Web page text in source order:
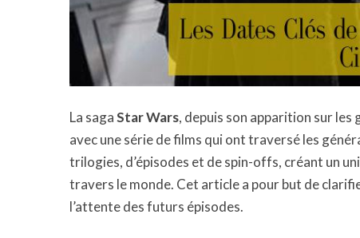
La sagaStar Wars, depuis son apparition sur les
avec une série de films qui ont traversé les
trilogies, d’épisodes et de spin-offs, créant un
travers le monde. Cet article a pour but de
l’attente des futurs épisodes.